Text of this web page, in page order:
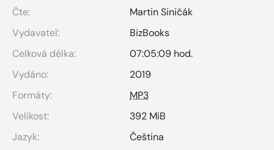
Čte:
Martin Siničák
Vydavatel:
BizBooks
Celková délka:
07:05:09 hod.
Vydáno:
2019
Formáty:
MP3
Velikost:
392 MiB
Jazyk:
Čeština